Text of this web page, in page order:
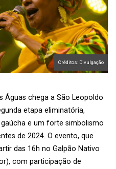
Créditos: Divulgação
Águas chega a São Leopoldo
etapa eliminatória,
e um forte simbolismo
de 2024. O evento, que
das 16h no Galpão Nativo
com participação de